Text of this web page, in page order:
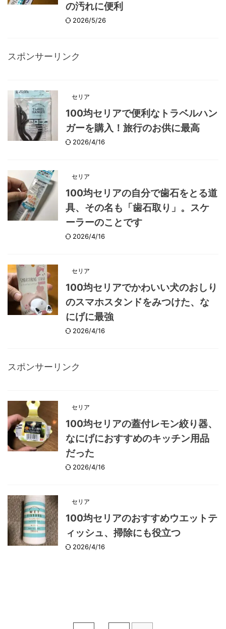
の汚れに便利
2026/5/26
スポンサーリンク
セリア
100均セリアで便利なトラベルハン
ガーを購入！旅行のお供に最高
2026/4/16
セリア
100均セリアの自分で歯石をとる道
具、その名も「歯石取り」。スケ
ーラーのことです
2026/4/16
セリア
100均セリアでかわいい犬のおしり
のスマホスタンドをみつけた、な
にげに最強
2026/4/16
スポンサーリンク
セリア
100均セリアの蓋付レモン絞り器、
なにげにおすすめのキッチン用品
だった
2026/4/16
セリア
100均セリアのおすすめウエットテ
ィッシュ、掃除にも役立つ
2026/4/16